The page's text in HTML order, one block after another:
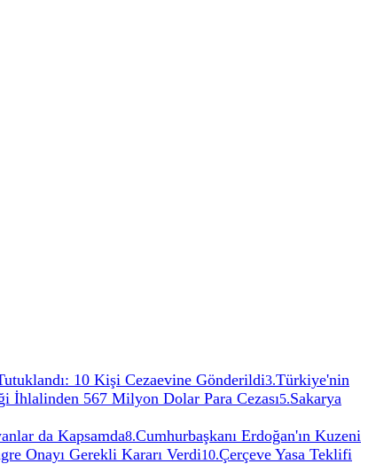
10 Kişi Cezaevine Gönderildi3.Türkiye'nin
567 Milyon Dolar Para Cezası5.Sakarya
da Kapsamda8.Cumhurbaşkanı Erdoğan'ın Kuzeni
Onayı Gerekli Kararı Verdi10.Çerçeve Yasa Teklifi